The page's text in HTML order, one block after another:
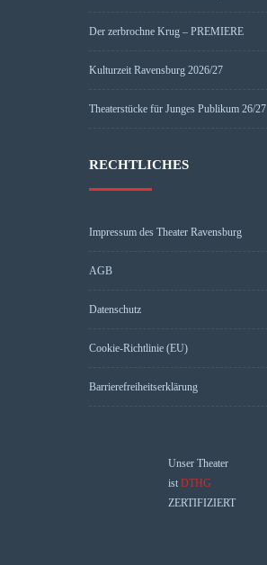
Der zerbrochne Krug – PREMIERE
Kulturzeit Ravensburg 2026/27
Theaterstücke für Junges Publikum 26/27
RECHTLICHES
Impressum des Theater Ravensburg
AGB
Datenschutz
Cookie-Richtlinie (EU)
Barrierefreiheitserklärung
Unser Theater
ist DTHG
ZERTIFIZIERT